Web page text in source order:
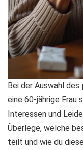
Bei der Auswahl des
eine 60-jährige Frau
Interessen und
Überlege, welche
teilt und wie du